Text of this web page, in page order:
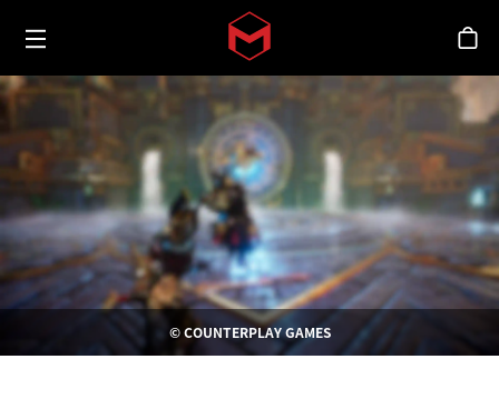
Skip to main content
Toggle menu
シ
© COUNTERPLAY GAMES